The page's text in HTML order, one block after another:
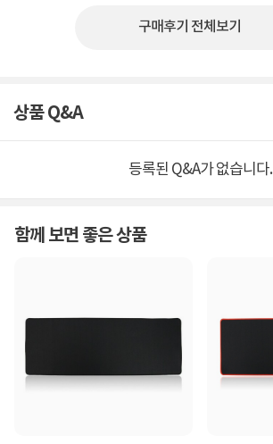
구매후기 전체보기
상품 Q&A
등록된 Q&A가 없습니다.
함께 보면 좋은 상품